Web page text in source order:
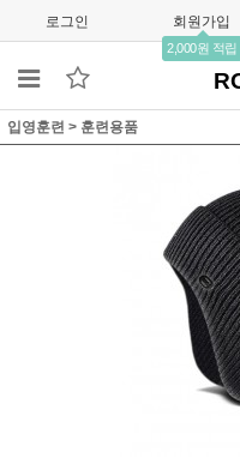
로그인 회원가입
2,000원 적립
입영훈련 > 훈련용품